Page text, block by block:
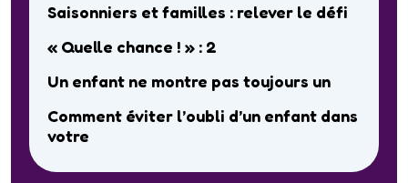
Saisonniers et familles : relever le défi
« Quelle chance ! » : 2
Un enfant ne montre pas toujours un
Comment éviter l’oubli d’un enfant dans
votre